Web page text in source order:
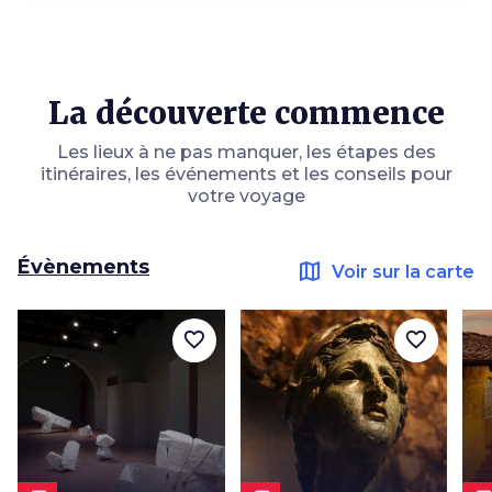
La découverte commence
Les lieux à ne pas manquer, les étapes des
itinéraires, les événements et les conseils pour
votre voyage
Évènements map Voir sur la carte
favorite_border favorite_border